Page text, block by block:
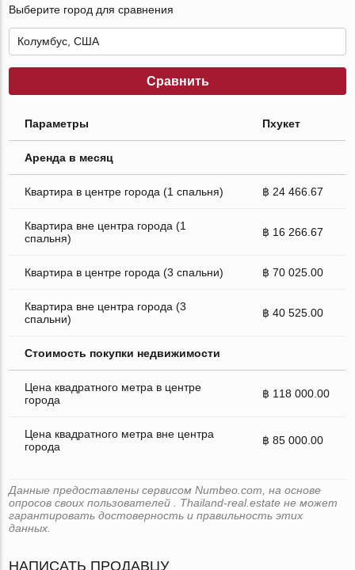
Выберите город для сравнения
Сравнить
Параметры Пхукет
Аренда в месяц
Квартира в центре города (1 спальня) ฿ 24 466.67
Квартира вне центра города (1
спальня)
฿ 16 266.67
Квартира в центре города (3 спальни) ฿ 70 025.00
Квартира вне центра города (3
спальни)
฿ 40 525.00
Стоимость покупки недвижимости
Цена квадратного метра в центре
города
฿ 118 000.00
Цена квадратного метра вне центра
города
฿ 85 000.00
Данные предоставлены сервисом Numbeo.com, на основе
опросов своих пользователей . Thailand-real.estate не может
гарантировать достоверность и правильность этих
данных.
НАПИСАТЬ ПРОДАВЦУ